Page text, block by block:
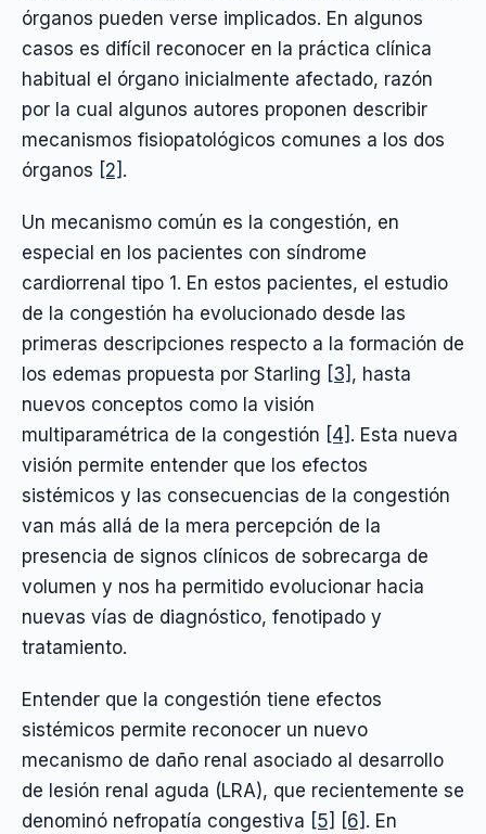
órganos pueden verse implicados. En algunos
casos es difícil reconocer en la práctica clínica
habitual el órgano inicialmente afectado, razón
por la cual algunos autores proponen describir
mecanismos fisiopatológicos comunes a los dos
órganos [2] .
Un mecanismo común es la congestión, en
especial en los pacientes con síndrome
cardiorrenal tipo 1. En estos pacientes, el estudio
de la congestión ha evolucionado desde las
primeras descripciones respecto a la formación de
los edemas propuesta por Starling [3] , hasta
nuevos conceptos como la visión
multiparamétrica de la congestión [4] . Esta nueva
visión permite entender que los efectos
sistémicos y las consecuencias de la congestión
van más allá de la mera percepción de la
presencia de signos clínicos de sobrecarga de
volumen y nos ha permitido evolucionar hacia
nuevas vías de diagnóstico, fenotipado y
tratamiento.
Entender que la congestión tiene efectos
sistémicos permite reconocer un nuevo
mecanismo de daño renal asociado al desarrollo
de lesión renal aguda (LRA), que recientemente se
denominó nefropatía congestiva [5] [6] . En